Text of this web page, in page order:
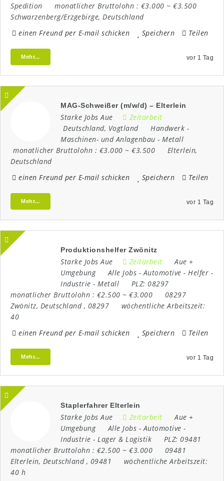
Spedition
monatlicher Bruttolohn : €3.000 ~ €3.500
Schwarzenberg/Erzgebirge, Deutschland
einen Freund per E-mail schicken
Speichern Teilen
Mehr... vor 1 Tag
MAG-Schweißer (m/w/d) – Elterlein
Starke Jobs Aue
Zeitarbeit
Deutschland, Vogtland Handwerk -
Maschinen- und Anlagenbau - Metall
monatlicher Bruttolohn : €3.000 ~ €3.500 Elterlein,
Deutschland
einen Freund per E-mail schicken
Speichern Teilen
Mehr... vor 1 Tag
Produktionshelfer Zwönitz
Starke Jobs Aue Zeitarbeit
Aue +
Umgebung
Alle Jobs - Automotive - Helfer -
Industrie - Metall PLZ: 08297
monatlicher Bruttolohn : €2.500 ~ €3.000
08297
Zwönitz, Deutschland, 08297
wöchentliche Arbeitszeit:
40
einen Freund per E-mail schicken
Speichern Teilen
Mehr... vor 1 Tag
Staplerfahrer Elterlein
Starke Jobs Aue Zeitarbeit
Aue +
Umgebung
Alle Jobs - Automotive -
Industrie - Lager & Logistik PLZ: 09481
monatlicher Bruttolohn : €2.500 ~ €3.000
09481
Elterlein, Deutschland, 09481
wöchentliche Arbeitszeit:
40 h